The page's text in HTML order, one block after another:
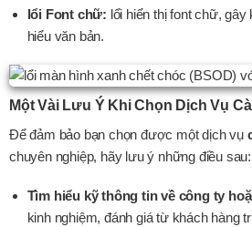
lổi Font chữ: lổi hiển thị font chữ,
hiểu văn bản.
Một Vài Lưu Ý Khi Chọn Dịch Vụ
Để đảm bảo bạn chọn được một dịch vụ
chuyên nghiệp, hãy lưu ý những điều sau:
Tìm hiểu kỹ thông tin về công ty
kinh nghiệm, đánh giá từ khách hàng